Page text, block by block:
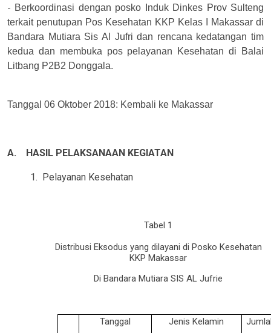
- Berkoordinasi dengan posko Induk Dinkes Prov Sulteng
terkait penutupan Pos Kesehatan KKP Kelas I Makassar di
Bandara Mutiara Sis Al Jufri dan rencana kedatangan tim
kedua dan membuka pos pelayanan Kesehatan di Balai
Litbang P2B2 Donggala.
Tanggal 06 Oktober 2018: Kembali ke Makassar
A. HASIL PELAKSANAAN KEGIATAN
1. Pelayanan Kesehatan
Tabel 1
Distribusi Eksodus yang dilayani di Posko Kesehatan
KKP Makassar
Di Bandara Mutiara SIS AL Jufrie
Tanggal Jenis Kelamin